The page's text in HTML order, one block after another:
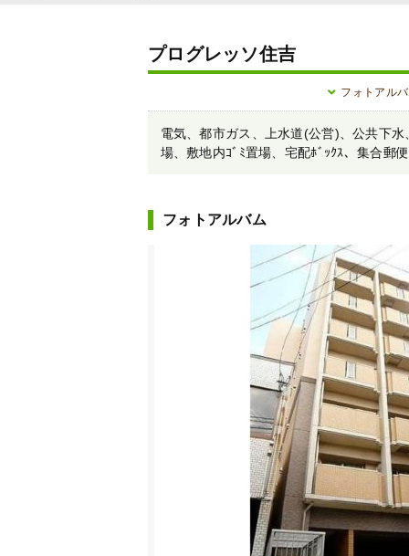
プログレッソ住吉
フォトアル
電気、都市ガス、上水道(公営)、公共下
場、敷地内ｺﾞﾐ置場、宅配ﾎﾞｯｸｽ、集合郵
フォトアルバム